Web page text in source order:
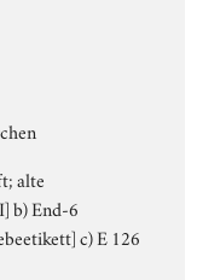
alte
b) End-6
c) E 126